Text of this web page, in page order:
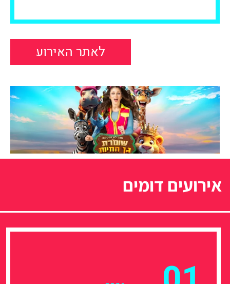
לאתר האירוע
אירועים דומים